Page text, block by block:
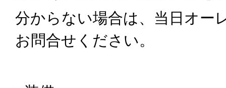
分からない場合は、当日オー
お問合せください。